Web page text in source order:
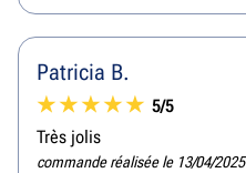
Patricia B.
5/5
Très jolis
commande réalisée le 13/04/2025